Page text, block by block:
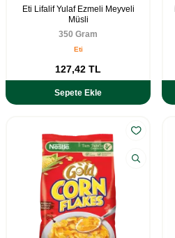
Eti Lifalif Yulaf Ezmeli Meyveli
Müsli
350 Gram
Eti
127,42 TL
Sepete Ekle